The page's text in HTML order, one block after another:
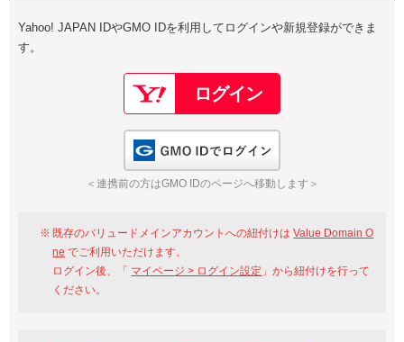
Google
GMO ID Amazon
※AmazonはValue Domain Oneのログイン画面へ遷移します
Value Domain Oneアカウント作成
以下でも登録可能
Google Yahoo!
GMO ID
Yahoo! JAPAN IDやGMO IDを利用してログインや新規登録ができま
す。
＜連携前の方はGMO IDのページへ移動します＞
既存のバリュードメインアカウントへの紐付けはValue Domain O
ne でご利用いただけます。
ログイン後、「 マイページ > ログイン設定 」から紐付けを行って
ください。